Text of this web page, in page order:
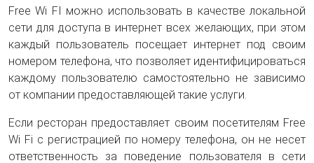
Free Wi FI можно использовать в качестве локальной
сети для доступа в интернет всех желающих, при этом
каждый пользователь посещает интернет под своим
номером телефона, что позволяет идентифицироваться
каждому пользователю самостоятельно не зависимо
от компании предоставляющей такие услуги.
Если ресторан предоставляет своим посетителям Free
Wi Fi с регистрацией по номеру телефона, он не несет
ответственность за поведение пользователя в сети